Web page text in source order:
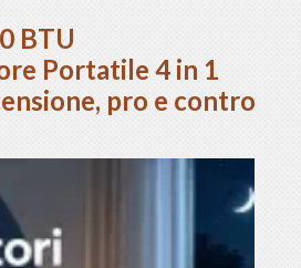
BTU
Portatile 4 in 1
pro e contro